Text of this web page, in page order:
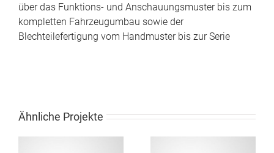
über das Funktions- und Anschauungsmuster bis zum
kompletten Fahrzeugumbau sowie der
Blechteilefertigung vom Handmuster bis zur Serie
Ähnliche Projekte